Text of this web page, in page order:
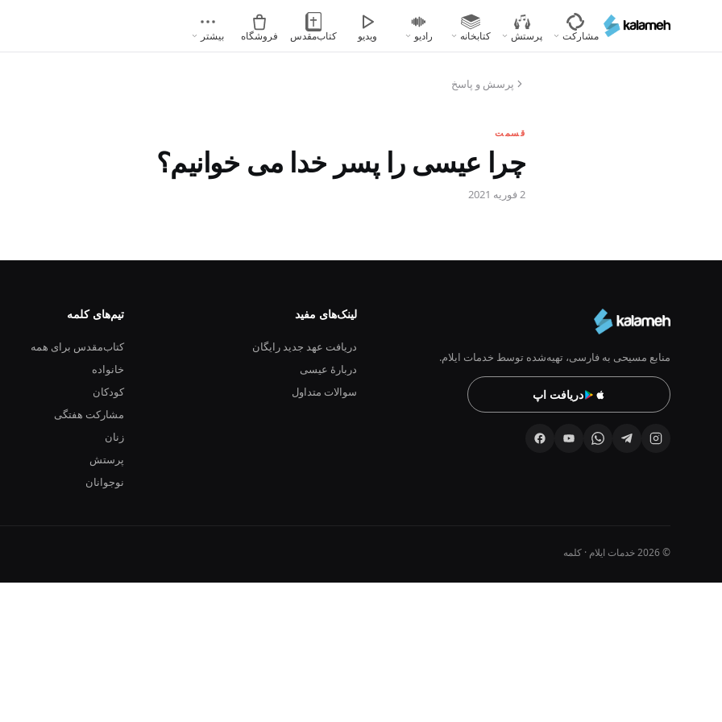
محتوای
مشارکت پرستش کتابخانه رادیو ویدیو کتاب‌مقدس فروشگاه بیشتر
پرسش و پاسخ
قسمت
چرا عیسی را پسر خدا می خوانیم؟
2 فوریه 2021
منابع مسیحی به فارسی، تهیه‌شده توسط خدمات ایلام.
دریافت اپ
لینک‌های مفید
دریافت عهد جدید رایگان
دربارهٔ عیسی
سوالات متداول
تیم‌های کلمه
کتاب‌مقدس برای همه
خانواده
کودکان
مشارکت هفتگی
زنان
پرستش
نوجوانان
© 2026 خدمات ایلام · کلمه